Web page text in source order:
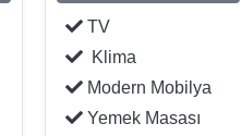
TV
Klima
Modern Mobilya
Yemek Masası